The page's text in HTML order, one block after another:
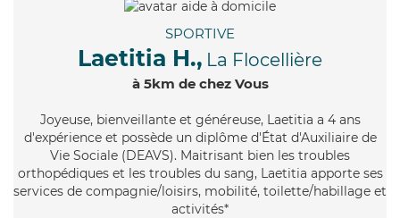
SPORTIVE
Laetitia H., La Flocellière
à 5km de chez Vous
Joyeuse, bienveillante et généreuse, Laetitia a 4 ans
d'expérience et possède un diplôme d'État d'Auxiliaire de
Vie Sociale (DEAVS). Maitrisant bien les troubles
orthopédiques et les troubles du sang, Laetitia apporte ses
services de compagnie/loisirs, mobilité, toilette/habillage et
activités*